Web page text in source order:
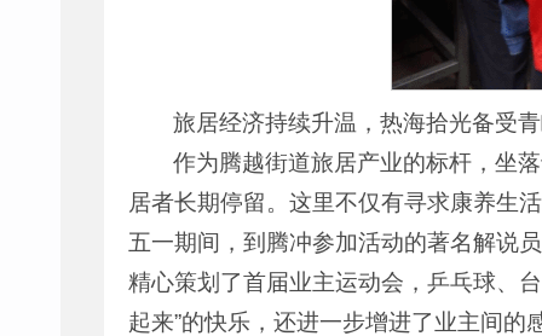
旅居经济持续升温，热海拾光备受
作为腾越街道旅居产业的标杆，坐
居者长期停留。这里不仅有寻求康养生
五一期间，到腾冲参加活动的著名解说
精心策划了首届业主运动会，乒乓球、
起来”的快乐，还进一步增进了业主间